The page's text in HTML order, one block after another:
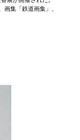
集「鉄道画集」、